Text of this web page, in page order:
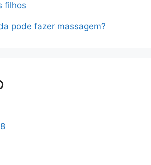
filhos
pode fazer massagem?